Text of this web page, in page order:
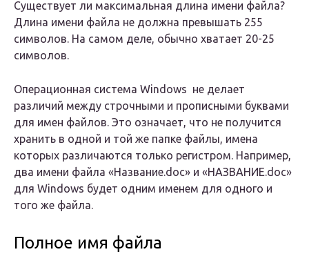
Существует ли максимальная длина имени файла?
Длина имени файла не должна превышать 255
символов. На самом деле, обычно хватает 20-25
символов.
Операционная система Windows не делает
различий между строчными и прописными буквами
для имен файлов. Это означает, что не получится
хранить в одной и той же папке файлы, имена
которых различаются только регистром. Например,
два имени файла «Название.doc» и «НАЗВАНИЕ.doc»
для Windows будет одним именем для одного и
того же файла.
Полное имя файла